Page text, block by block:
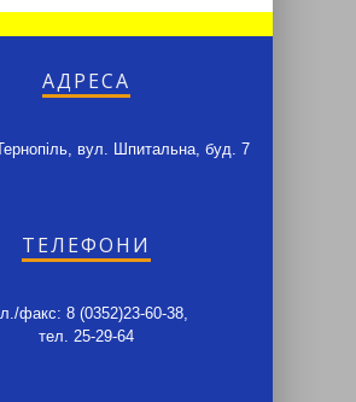
АДРЕСА
вул. Шпитальна, буд. 7
ТЕЛЕФОНИ
факс: 8 (0352)23-60-38,
тел. 25-29-64